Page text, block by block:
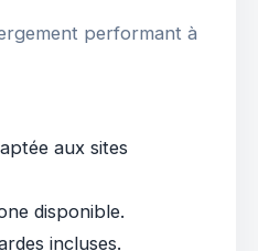
performant à
aux sites
disponible.
incluses.